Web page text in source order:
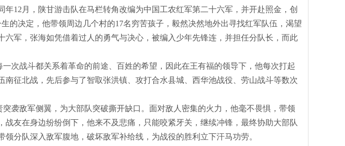
12月，陕甘游击队在马栏转角改编为中国工农红军第二十六军，并开赴照金，创
的决定，他带领周边几个村的17名穷苦孩子，毅然决然地外出寻找红军队伍，渴望
军，张海如凭借着过人的勇气与决心，被编入少年先锋连，并担任分队长，而此
次战斗都关系着革命的前途、百姓的希望，因此在王有福的领导下，他每次打起
征北战，先后参与了智取张洪镇、攻打合水县城、西华池战役、劳山战斗等数次
袭敌军侧翼，为大部队突破撕开缺口。面对敌人密集的火力，他毫不畏惧，带领
友在身边纷纷倒下，他来不及悲痛，只能咬紧牙关，继续冲锋，最终协助大部队
分队深入敌军腹地，破坏敌军补给线，为战役的胜利立下汗马功劳。